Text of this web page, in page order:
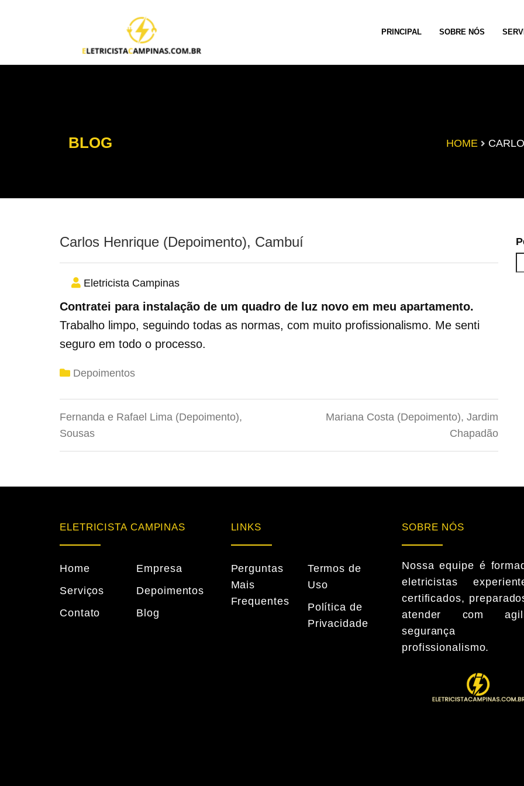
PRINCIPAL SOBRE NÓS
BLOG HOME
Carlos Henrique (Depoimento), Cambuí
Eletricista Campinas
Contratei para instalação de um quadro de luz novo em meu apartamento.
Trabalho limpo, seguindo todas as normas, com muito profissionalismo. Me senti
seguro em todo o processo.
Depoimentos
Fernanda e Rafael Lima (Depoimento),
Sousas
Mariana Costa (Depoimento), Jardim
Chapadão
ELETRICISTA CAMPINAS
Home
Empresa
Serviços
Depoimentos
Contato
Blog
LINKS
Perguntas
Mais
Frequentes
Termos de
Uso
Política de
Privacidade
SOBRE NÓS
Nossa equipe é
eletricistas
certificados,
atender com
profissionalismo.